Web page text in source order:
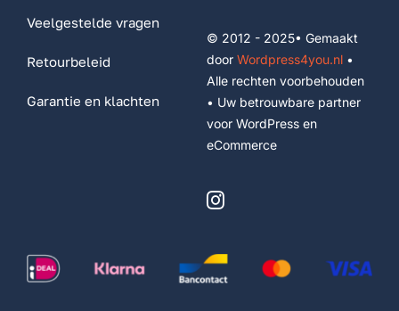
Veelgestelde vragen
Retourbeleid
Garantie en klachten
© 2012 - 2025• Gemaakt
door Wordpress4you.nl•
Alle rechten voorbehouden
• Uw betrouwbare partner
voor WordPress en
eCommerce